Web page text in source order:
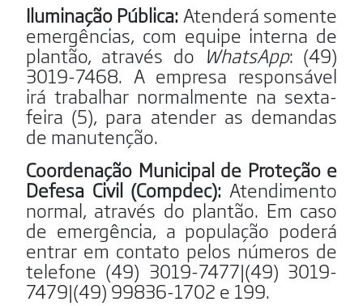
Iluminação Pública: Atenderá somente
emergências, com equipe interna de
plantão, através doWhatsApp: (49)
3019-7468. A empresa responsável
irá trabalhar normalmente na sexta-
feira (5), para atender as demandas
de manutenção.
Coordenação Municipal de Proteção e
Defesa Civil (Compdec): Atendimento
normal, através do plantão. Em caso
de emergência, a população poderá
entrar em contato pelos números de
telefone (49) 3019-7477|(49) 3019-
7479|(49) 99836-1702 e 199.